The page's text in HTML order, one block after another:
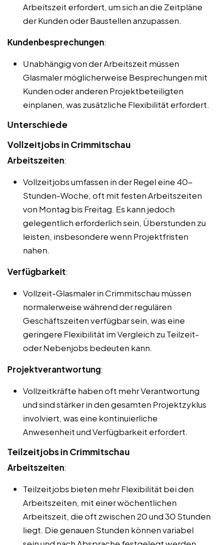
Arbeitszeit erfordert, um sich an die Zeitpläne
der Kunden oder Baustellen anzupassen.
Kundenbesprechungen:
Unabhängig von der Arbeitszeit müssen
Glasmaler möglicherweise Besprechungen mit
Kunden oder anderen Projektbeteiligten
einplanen, was zusätzliche Flexibilität erfordert.
Unterschiede
Vollzeitjobs in Crimmitschau
Arbeitszeiten:
Vollzeitjobs umfassen in der Regel eine 40-
Stunden-Woche, oft mit festen Arbeitszeiten
von Montag bis Freitag. Es kann jedoch
gelegentlich erforderlich sein, Überstunden zu
leisten, insbesondere wenn Projektfristen
nahen.
Verfügbarkeit:
Vollzeit-Glasmaler in Crimmitschau müssen
normalerweise während der regulären
Geschäftszeiten verfügbar sein, was eine
geringere Flexibilität im Vergleich zu Teilzeit-
oder Nebenjobs bedeuten kann.
Projektverantwortung:
Vollzeitkräfte haben oft mehr Verantwortung
und sind stärker in den gesamten Projektzyklus
involviert, was eine kontinuierliche
Anwesenheit und Verfügbarkeit erfordert.
Teilzeitjobs in Crimmitschau
Arbeitszeiten:
Teilzeitjobs bieten mehr Flexibilität bei den
Arbeitszeiten, mit einer wöchentlichen
Arbeitszeit, die oft zwischen 20 und 30 Stunden
liegt. Die genauen Stunden können variabel